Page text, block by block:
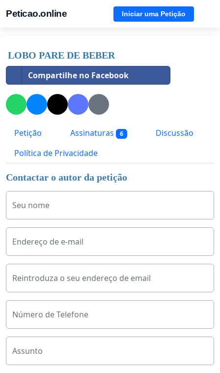
Peticao.online Iniciar uma Petição
LOBO PARE DE BEBER
Compartilhe no Facebook
Petição Assinaturas 6
Discussão
Política de Privacidade
Contactar o autor da petição
Seu nome
Endereço de e-mail
Reintroduza o seu endereço de email
Número de Telefone
Assunto